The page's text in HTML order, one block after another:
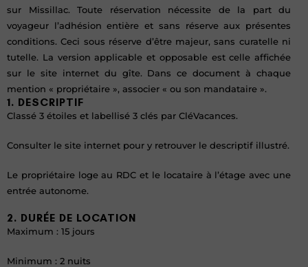
sur Missillac. Toute réservation nécessite de la part du
voyageur l’adhésion entière et sans réserve aux présentes
conditions. Ceci sous réserve d’être majeur, sans curatelle ni
tutelle. La version applicable et opposable est celle affichée
sur le site internet du gîte. Dans ce document à chaque
mention « propriétaire », associer « ou son mandataire ».
1. DESCRIPTIF
Classé 3 étoiles et labellisé 3 clés par CléVacances.
Consulter le site internet pour y retrouver le descriptif illustré.
Le propriétaire loge au RDC et le locataire à l’étage avec une
entrée autonome.
2. DURÉE DE LOCATION
Maximum : 15 jours
Minimum : 2 nuits